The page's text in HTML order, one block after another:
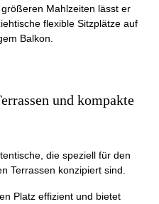
Mahlzeiten lässt er
flexible Sitzplätze auf
Balkon.
und kompakte
die speziell für den
Terrassen konzipiert sind.
Platz effizient und bietet